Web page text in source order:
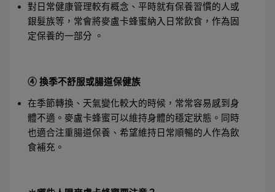
對日常健康管理較有概念、平時就有保養習慣的人或
銀髮族等，常會將麥盧卡蜂蜜納入日常飲食，作為固
定保養的一部分 。
④ 換季不舒服或腸道保健族
在季節轉換、天氣變化較大的時候，常常容易感到身
體不適。麥盧卡蜂蜜可以維持身體的穩定狀態。同時
也適合注重腸道保養、希望維持日常順暢的人作為飲
食補充。